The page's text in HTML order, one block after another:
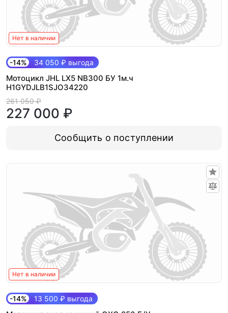
Нет в наличии
-14% 34 050 ₽ выгода
Мотоцикл JHL LX5 NB300 БУ 1м.ч
H1GYDJLB1SJO34220
261 050 ₽
227 000 ₽
Сообщить о поступлении
Нет в наличии
-14% 13 500 ₽ выгода